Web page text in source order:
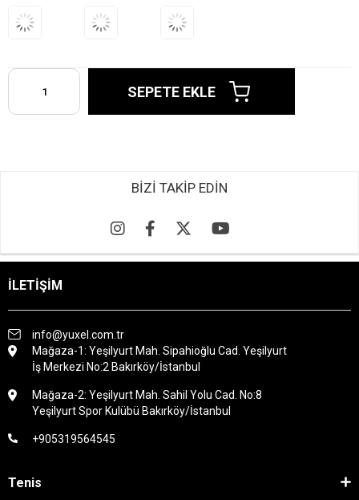
BİZİ TAKİP EDİN
İLETİŞİM
info@yuxel.com.tr
Mağaza-1: Yeşilyurt Mah. Sipahioğlu Cad. Yeşilyurt
İş Merkezi No:2 Bakırköy/İstanbul
Mağaza-2: Yeşilyurt Mah. Sahil Yolu Cad. No:8
Yeşilyurt Spor Kulübü Bakırköy/İstanbul
+905319564545
Tenis